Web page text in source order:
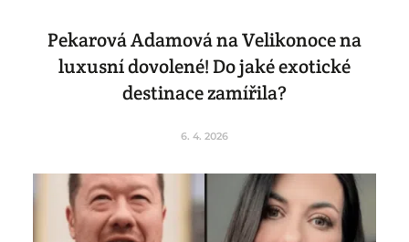
Pekarová Adamová na Velikonoce na
luxusní dovolené! Do jaké exotické
destinace zamířila?
6. 4. 2026